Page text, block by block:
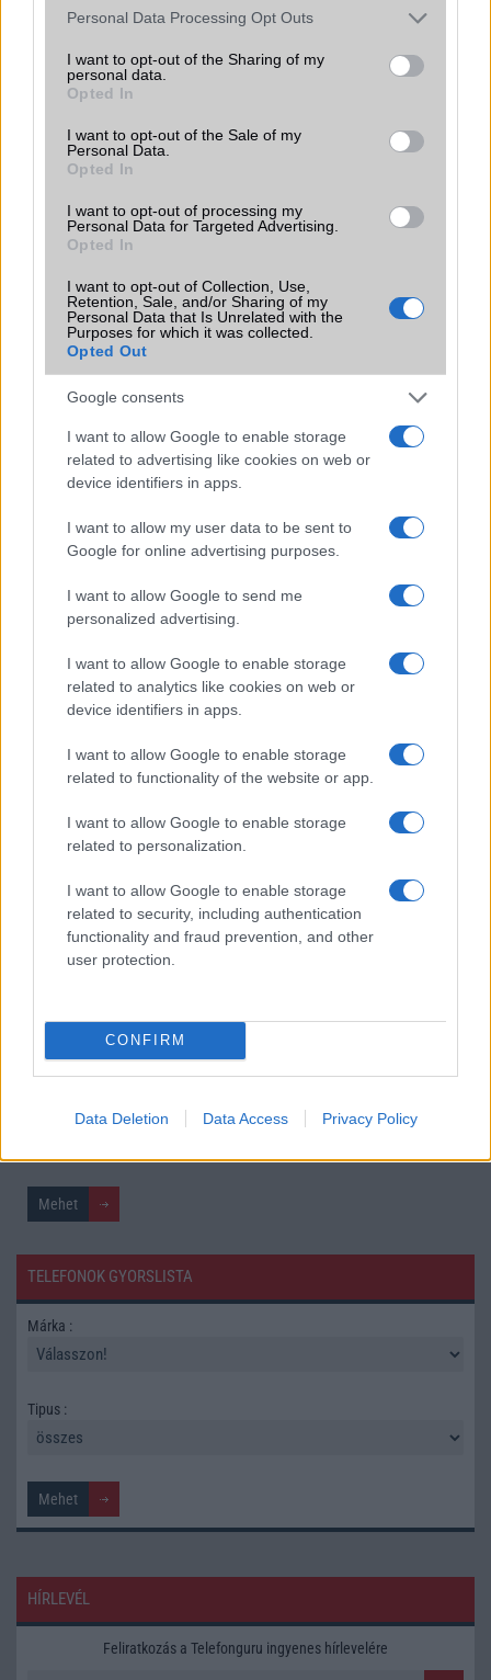
Please note that this website/app uses one or more Google
not limited to your visit or usage behaviour. You may click to
grant or deny consent to Google and its third-party tags to
use your data for below specified purposes in below Google
consent section.
Personal Data Processing Opt Outs
I want to opt-out of the Sharing of my
personal data.
Opted In
I want to opt-out of the Sale of my
Personal Data.
Opted In
I want to opt-out of processing my
Personal Data for Targeted Advertising.
Opted In
I want to opt-out of Collection, Use,
Retention, Sale, and/or Sharing of my
Personal Data that Is Unrelated with the
Purposes for which it was collected.
Opted Out
Google consents
I want to allow Google to enable storage
related to advertising like cookies on web or
device identifiers in apps.
I want to allow my user data to be sent to
Google for online advertising purposes.
I want to allow Google to send me
personalized advertising.
I want to allow Google to enable storage
related to analytics like cookies on web or
device identifiers in apps.
I want to allow Google to enable storage
related to functionality of the website or app.
I want to allow Google to enable storage
related to personalization.
I want to allow Google to enable storage
related to security, including authentication
functionality and fraud prevention, and other
user protection.
CONFIRM
Data Deletion Data Access Privacy Policy
Élõben a Sony Xperia Z5 és Z5 Compact-tal
IFA 2015: Alcatel OneTouch Xess, a 17.3 colos tablet
Az Xperia Z5 Compactot is megizzasztja a túlmelegedés
Öntsünk tiszta vizet a pohárba a Sony Xperia Z5 Compact
6 dolog, amit a Sony Xperia Z5-rõl tudni érdemes
problémát
Sony Xperia Z5 már pinkben is!
LEGOLVASOTTABBAK
Számos népszerű Samsung Galaxy készülék kimarad a One
UI 9 frissítésből – itt a lista az érintett modellekről
iPhone 18 bemutató dátum - ekkor rántja le a leplet az
Apple az új csúcsmobilokról
észrevétlenül könnyíti meg a mindennapokat
Ez a rejtett Samsung funkció teljesen megváltoztatja a
Nem biztos, hogy érdemes kivárni az iPhone 18 Prot
A Galaxy S25 is megkaphatja a Galaxy S26 egyik legjobb
kamerás funkcióját
Itt a vég a Galaxy S23 széria számára: a One UI 9 lehet az
utolsó nagy frissítés
Mennyibe kerül
TELEFONOK GYORSLISTA
Márka :
Tipus :
HÍRLEVÉL
Feliratkozás a Telefonguru ingyenes hírlevelére